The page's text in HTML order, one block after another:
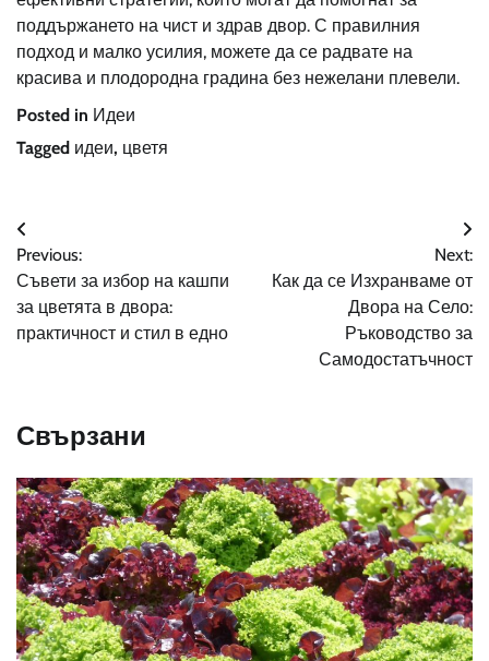
поддържането на чист и здрав двор. С правилния
подход и малко усилия, можете да се радвате на
красива и плодородна градина без нежелани плевели.
Posted in Идеи
Tagged идеи, цветя
Навигация
Previous:
Съвети за избор на кашпи
за цветята в двора:
практичност и стил в едно
Next:
Как да се Изхранваме от
Двора на Село:
Ръководство за
Самодостатъчност
Свързани